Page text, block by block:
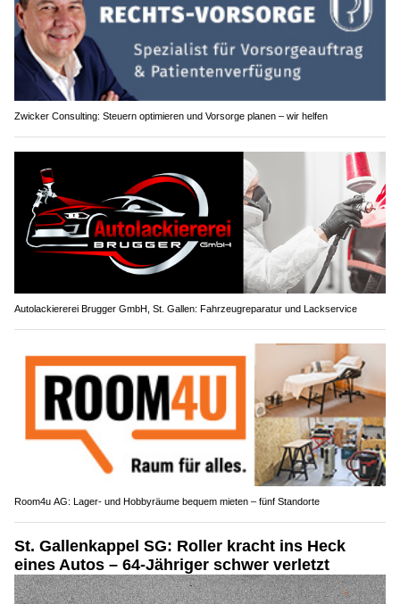
Zwicker Consulting: Steuern optimieren und Vorsorge planen – wir helfen
Autolackiererei Brugger GmbH, St. Gallen: Fahrzeugreparatur und Lackservice
Room4u AG: Lager- und Hobbyräume bequem mieten – fünf Standorte
St. Gallenkappel SG: Roller kracht ins Heck
eines Autos – 64-Jähriger schwer verletzt